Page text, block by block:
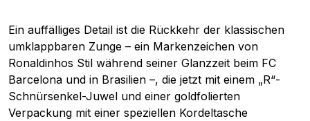
Ein auffälliges Detail ist die Rückkehr der klassischen
umklappbaren Zunge – ein Markenzeichen von
Ronaldinhos Stil während seiner Glanzzeit beim FC
Barcelona und in Brasilien –, die jetzt mit einem „R“-
Schnürsenkel-Juwel und einer goldfolierten
Verpackung mit einer speziellen Kordeltasche